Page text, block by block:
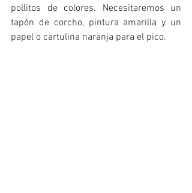
pollitos de colores. Necesitaremos un
tapón de corcho, pintura amarilla y un
papel o cartulina naranja para el pico.